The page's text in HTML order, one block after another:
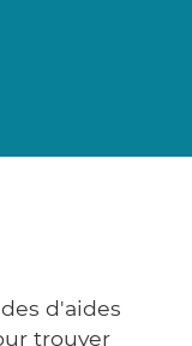
d'aides
trouver